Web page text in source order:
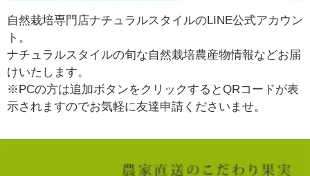
自然栽培専門店ナチュラルスタイルのLINE公式アカウン
ト。
ナチュラルスタイルの旬な自然栽培農産物情報などお届
けいたします。
※PCの方は追加ボタンをクリックするとQRコードが表
示されますのでお気軽に友達申請くださいませ。